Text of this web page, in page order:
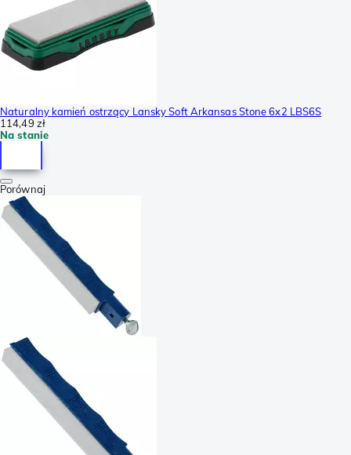
Naturalny kamień ostrzący Lansky Soft Arkansas Stone 6x2 LBS6S
114,49 zł
Na stanie
Porównaj